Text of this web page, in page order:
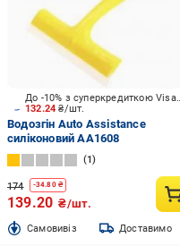
132.24₴/шт.
До -10% з суперкредиткою Visa Вигода
Водозгін Auto Assistance
силіконовий AA1608
1
174 -34.80₴
139.20 ₴/шт.
Cамовивіз Доставимо